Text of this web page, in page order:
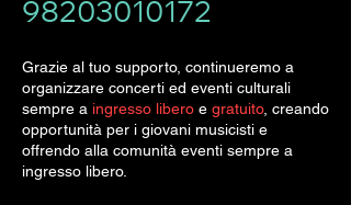
98203010172
Grazie al tuo supporto, continueremo a
organizzare concerti ed eventi culturali
sempre a ingresso libero e gratuito, creando
opportunità per i giovani musicisti e
offrendo alla comunità eventi sempre a
ingresso libero.